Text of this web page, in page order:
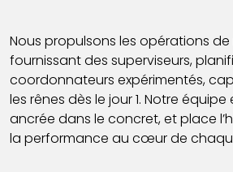
Nous propulsons les opérations
fournissant des superviseurs,
coordonnateurs expérimentés,
les rênes dès le jour 1. Notre
ancrée dans le concret, et place
la performance au cœur de